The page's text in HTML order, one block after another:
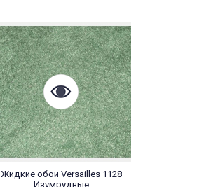
Жидкие обои Versailles 1128
Изумрудные